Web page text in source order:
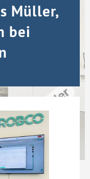
Müller,
bei